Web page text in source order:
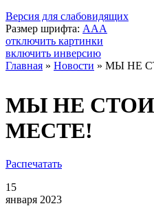
Версия для слабовидящих
Размер шрифта: AAA
отключить картинки
включить инверсию
Главная » Новости » МЫ НЕ
МЫ НЕ
МЕСТЕ!
Распечатать
15
января 2023